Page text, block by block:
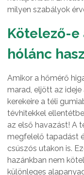
milyen szabályok
Kötelező-e
hólánc
Amikor a hőmérő
marad, eljött az
kerekeire a téli
tévhitekkel
az első havazást! A
megfelelő tapadást
csúszós utakon is.
hazánkban nem
különleges